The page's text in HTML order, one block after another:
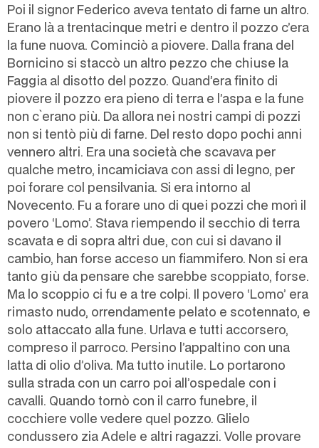
Poi il signor Federico aveva tentato di farne un altro.
Erano là a trentacinque metri e dentro il pozzo c’era
la fune nuova. Cominciò a piovere. Dalla frana del
Bornicino si staccò un altro pezzo che chiuse la
Faggia al disotto del pozzo. Quand’era finito di
piovere il pozzo era pieno di terra e l’aspa e la fune
non c`erano più. Da allora nei nostri campi di pozzi
non si tentò più di farne. Del resto dopo pochi anni
vennero altri. Era una società che scavava per
qualche metro, incamiciava con assi di legno, per
poi forare col pensilvania. Si era intorno al
Novecento. Fu a forare uno di quei pozzi che morì il
povero ‘Lomo’. Stava riempendo il secchio di terra
scavata e di sopra altri due, con cui si davano il
cambio, han forse acceso un fiammifero. Non si era
tanto giù da pensare che sarebbe scoppiato, forse.
Ma lo scoppio ci fu e a tre colpi. Il povero ‘Lomo’ era
rimasto nudo, orrendamente pelato e scotennato, e
solo attaccato alla fune. Urlava e tutti accorsero,
compreso il parroco. Persino l’appaltino con una
latta di olio d’oliva. Ma tutto inutile. Lo portarono
sulla strada con un carro poi all’ospedale con i
cavalli. Quando tornò con il carro funebre, il
cocchiere volle vedere quel pozzo. Glielo
condussero zia Adele e altri ragazzi. Volle provare